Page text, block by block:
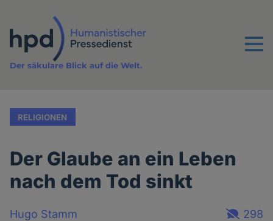
Inhalt
Menu
Der säkulare Blick auf die Welt.
RELIGIONEN
Der Glaube an ein Leben
nach dem Tod sinkt
Hugo Stamm
298